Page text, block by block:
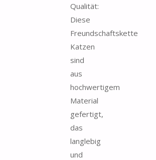
Qualität:
Diese
Freundschaftskette
Katzen
sind
aus
hochwertigem
Material
gefertigt,
das
langlebig
und